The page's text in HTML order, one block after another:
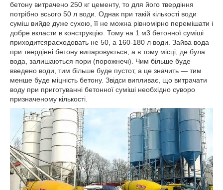
бетону витрачено 250 кг цементу, то для його твердіння
потрібно всього 50 л води. Однак при такій кількості води
суміш вийде дуже сухою, її не можна рівномірно перемішати і
добре вкласти в конструкцію. Тому на 1 м3 бетонної суміші
приходитсярасходовать не 50, а 160-180 л води. Зайва вода
при твердінні бетону випаровується, а в тому місці, де була
вода, залишаються пори (порожнечі). Чим більше буде
введено води, тим більше буде пустот, а це значить — тим
менше буде міцність бетону. Звідси випливає, що витрачати
воду при приготуванні бетонної суміші необхідно суворо
призначеному кількості.